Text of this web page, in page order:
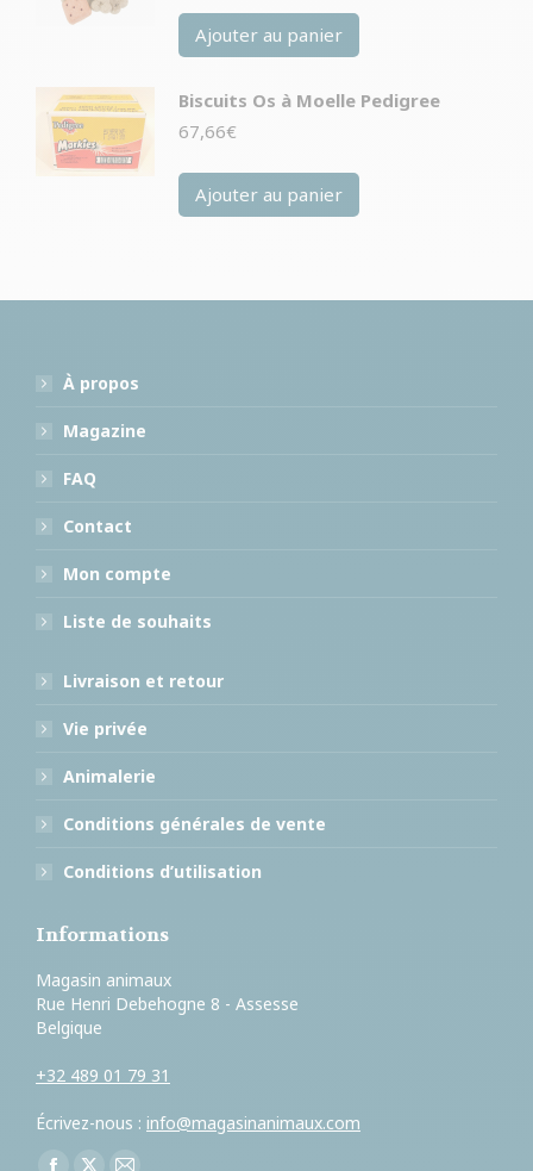
initial
était :
38,99€.
actuel
est :
38,99€.
Ajouter au panier
Biscuits Os à Moelle Pedigree
67,66€
Ajouter au panier
À propos
Magazine
FAQ
Contact
Mon compte
Liste de souhaits
Livraison et retour
Vie privée
Animalerie
Conditions générales de vente
Conditions d’utilisation
Informations
Magasin animaux
Rue Henri Debehogne 8 - Assesse
Belgique
+32 489 01 79 31
Écrivez-nous : info@magasinanimaux.com
Trouvez nous sur :